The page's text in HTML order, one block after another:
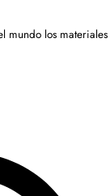
mundo los